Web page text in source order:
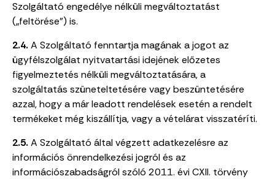
Szolgáltató engedélye nélküli megváltoztatást
(„feltörése”) is.
2.4. A Szolgáltató fenntartja magának a jogot az
ügyfélszolgálat nyitvatartási idejének előzetes
figyelmeztetés nélküli megváltoztatására, a
szolgáltatás szüneteltetésére vagy beszüntetésére
azzal, hogy a már leadott rendelések esetén a rendelt
termékeket még kiszállítja, vagy a vételárat visszatéríti.
2.5. A Szolgáltató által végzett adatkezelésre az
információs önrendelkezési jogról és az
információszabadságról szóló 2011. évi CXII. törvény